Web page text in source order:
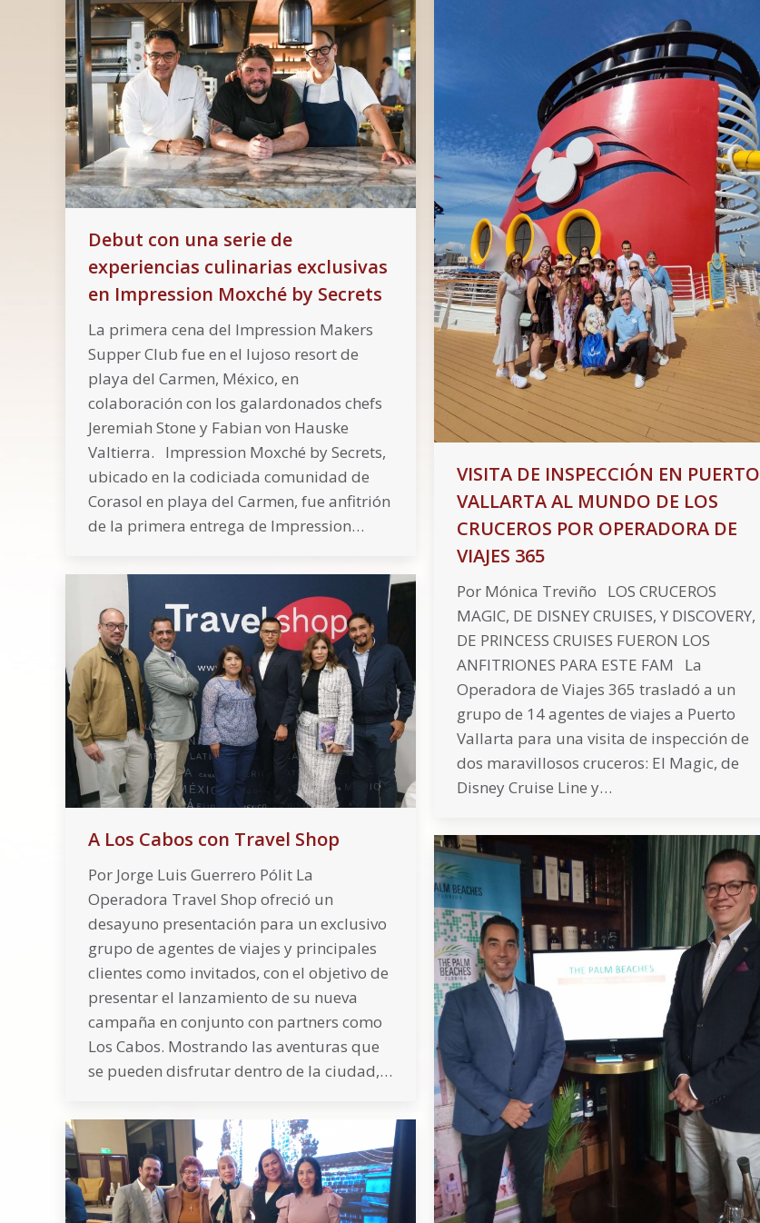
Debut con una serie de
experiencias culinarias exclusivas
en Impression Moxché by Secrets
La primera cena del Impression Makers
Supper Club fue en el lujoso resort de
playa del Carmen, México, en
colaboración con los galardonados chefs
Jeremiah Stone y Fabian von Hauske
Valtierra. Impression Moxché by Secrets,
ubicado en la codiciada comunidad de
Corasol en playa del Carmen, fue anfitrión
de la primera entrega de Impression…
VISITA DE INSPECCIÓN EN PUERTO
VALLARTA AL MUNDO DE LOS
CRUCEROS POR OPERADORA DE
VIAJES 365
Por Mónica Treviño LOS CRUCEROS
MAGIC, DE DISNEY CRUISES, Y DISCOVERY,
DE PRINCESS CRUISES FUERON LOS
ANFITRIONES PARA ESTE FAM La
Operadora de Viajes 365 trasladó a un
grupo de 14 agentes de viajes a Puerto
Vallarta para una visita de inspección de
dos maravillosos cruceros: El Magic, de
Disney Cruise Line y…
A Los Cabos con Travel Shop
Por Jorge Luis Guerrero Pólit La
Operadora Travel Shop ofreció un
desayuno presentación para un exclusivo
grupo de agentes de viajes y principales
clientes como invitados, con el objetivo de
presentar el lanzamiento de su nueva
campaña en conjunto con partners como
Los Cabos. Mostrando las aventuras que
se pueden disfrutar dentro de la ciudad,…